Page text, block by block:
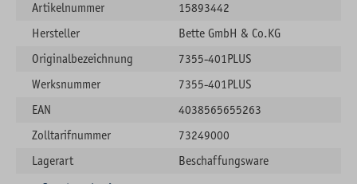
Artikelnummer
15893442
Hersteller
Bette GmbH & Co.KG
Originalbezeichnung
7355-401PLUS
Werksnummer
7355-401PLUS
EAN
4038565655263
Zolltarifnummer
73249000
Lagerart
Beschaffungsware